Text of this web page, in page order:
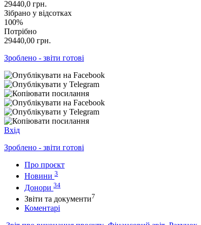
29440,0 грн.
Зібрано у відсотках
100%
Потрібно
29440,00 грн.
Зроблено - звіти готові
Вхід
Зроблено - звіти готові
Про проєкт
Новини 3
Донори 34
Звіти та документи7
Коментарі